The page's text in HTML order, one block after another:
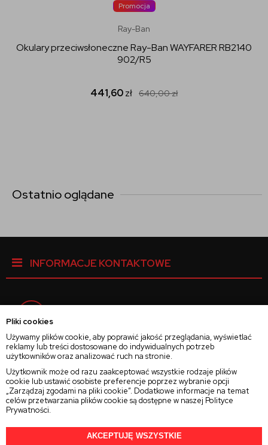
Pliki cookies
Używamy plików cookie, aby poprawić jakość przeglądania, wyświetlać
reklamy lub treści dostosowane do indywidualnych potrzeb
użytkowników oraz analizować ruch na stronie.
Użytkownik może od razu zaakceptować wszystkie rodzaje plików
cookie lub ustawić osobiste preferencje poprzez wybranie opcji
„Zarządzaj zgodami na pliki cookie”. Dodatkowe informacje na temat
celów przetwarzania plików cookie są dostępne w naszej Polityce
Prywatności.
AKCEPTUJĘ WSZYSTKIE
Promocja
Ray-Ban
Okulary przeciwsłoneczne Ray-Ban WAYFARER RB2140
902/R5
441,60zł 640,00zł
Ostatnio oglądane
INFORMACJE KONTAKTOWE
Instagram
Twitter